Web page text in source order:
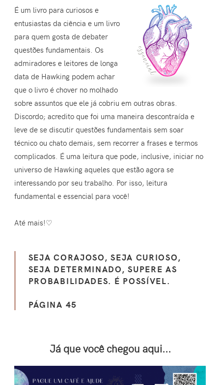
É um livro para curiosos e
entusiastas da ciência e um livro
para quem gosta de debater
questões fundamentais. Os
admiradores e leitores de longa
data de Hawking podem achar
que o livro é chover no molhado
sobre assuntos que ele já cobriu em outras obras.
Discordo; acredito que foi uma maneira descontraída e
leve de se discutir questões fundamentais sem soar
técnico ou chato demais, sem recorrer a frases e termos
complicados. É uma leitura que pode, inclusive, iniciar no
universo de Hawking aqueles que estão agora se
interessando por seu trabalho. Por isso, leitura
fundamental e essencial para você!
Até mais!♡
SEJA CORAJOSO, SEJA CURIOSO,
SEJA DETERMINADO, SUPERE AS
PROBABILIDADES. É POSSÍVEL.
PÁGINA 45
Já que você chegou aqui...